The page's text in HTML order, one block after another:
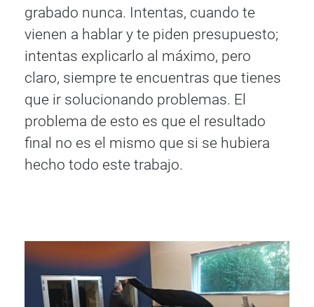
grabado nunca. Intentas, cuando te
vienen a hablar y te piden presupuesto;
intentas explicarlo al máximo, pero
claro, siempre te encuentras que tienes
que ir solucionando problemas. El
problema de esto es que el resultado
final no es el mismo que si se hubiera
hecho todo este trabajo.